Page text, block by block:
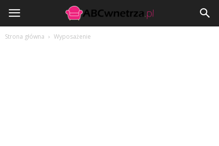
ABCwnetrza.pl
Strona główna Wyposażenie